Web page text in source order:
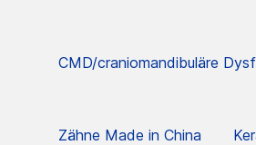
CMD/craniomandibuläre
Zähne Made in China